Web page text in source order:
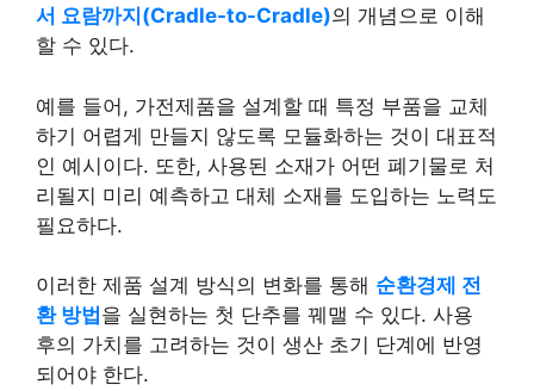
서 요람까지(Cradle-to-Cradle)의 개념으로 이해
할 수 있다.
예를 들어, 가전제품을 설계할 때 특정 부품을 교체
하기 어렵게 만들지 않도록 모듈화하는 것이 대표적
인 예시이다. 또한, 사용된 소재가 어떤 폐기물로 처
리될지 미리 예측하고 대체 소재를 도입하는 노력도
필요하다.
이러한 제품 설계 방식의 변화를 통해 순환경제 전
환 방법 을 실현하는 첫 단추를 꿰맬 수 있다. 사용
후의 가치를 고려하는 것이 생산 초기 단계에 반영
되어야 한다.